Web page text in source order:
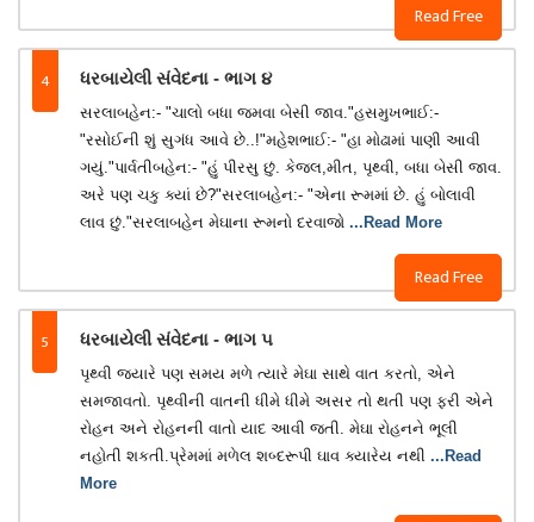
Read Free
4 ધરબાયેલી સંવેદના - ભાગ ૪
Read Free
સરલાબહેન:- "ચાલો બધા જમવા બેસી જાવ."હસમુખભાઈ:-
"રસોઈની શું સુગંધ આવે છે..!"મહેશભાઈ:- "હા મોઢામાં પાણી આવી
ગયું."પાર્વતીબહેન:- "હું પીરસુ છું. કેજલ,મીત, પૃથ્વી, બધા બેસી જાવ.
અરે પણ ચકુ ક્યાં છે?"સરલાબહેન:- "એના રૂમમાં છે. હું બોલાવી
લાવ છું."સરલાબહેન મેઘાના રૂમનો દરવાજો ...Read More
5 ધરબાયેલી સંવેદના - ભાગ ૫
પૃથ્વી જ્યારે પણ સમય મળે ત્યારે મેઘા સાથે વાત કરતો, એને
સમજાવતો. પૃથ્વીની વાતની ધીમે ધીમે અસર તો થતી પણ ફરી એને
રોહન અને રોહનની વાતો યાદ આવી જતી. મેઘા રોહનને ભૂલી
નહોતી શકતી.પ્રેમમાં મળેલ શબ્દરૂપી ઘાવ ક્યારેય નથી ...Read
More